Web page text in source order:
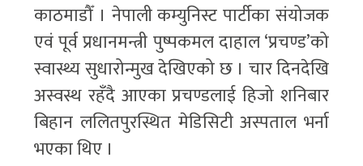
काठमाडौँ । नेपाली कम्युनिस्ट पार्टीका संयोजक
एवं पूर्व प्रधानमन्त्री पुष्पकमल दाहाल ‘प्रचण्ड’को
स्वास्थ्य सुधारोन्मुख देखिएको छ । चार दिनदेखि
अस्वस्थ रहँदै आएका प्रचण्डलाई हिजो शनिबार
बिहान ललितपुरस्थित मेडिसिटी अस्पताल भर्ना
भएका थिए ।